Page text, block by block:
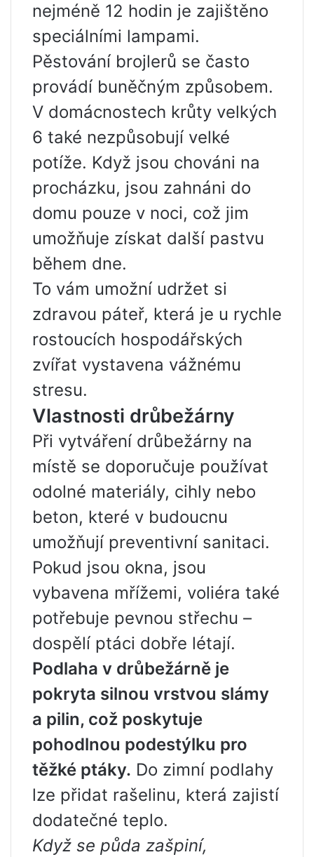
nejméně 12 hodin je zajištěno
speciálními lampami.
Pěstování brojlerů se často
provádí buněčným způsobem.
V domácnostech krůty velkých
6 také nezpůsobují velké
potíže. Když jsou chováni na
procházku, jsou zahnáni do
domu pouze v noci, což jim
umožňuje získat další pastvu
během dne.
To vám umožní udržet si
zdravou páteř, která je u rychle
rostoucích hospodářských
zvířat vystavena vážnému
stresu.
Vlastnosti drůbežárny
Při vytváření drůbežárny na
místě se doporučuje používat
odolné materiály, cihly nebo
beton, které v budoucnu
umožňují preventivní sanitaci.
Pokud jsou okna, jsou
vybavena mřížemi, voliéra také
potřebuje pevnou střechu –
dospělí ptáci dobře létají.
Podlaha v drůbežárně je
pokryta silnou vrstvou slámy
a pilin, což poskytuje
pohodlnou podestýlku pro
těžké ptáky. Do zimní podlahy
lze přidat rašelinu, která zajistí
dodatečné teplo.
Když se půda zašpiní,